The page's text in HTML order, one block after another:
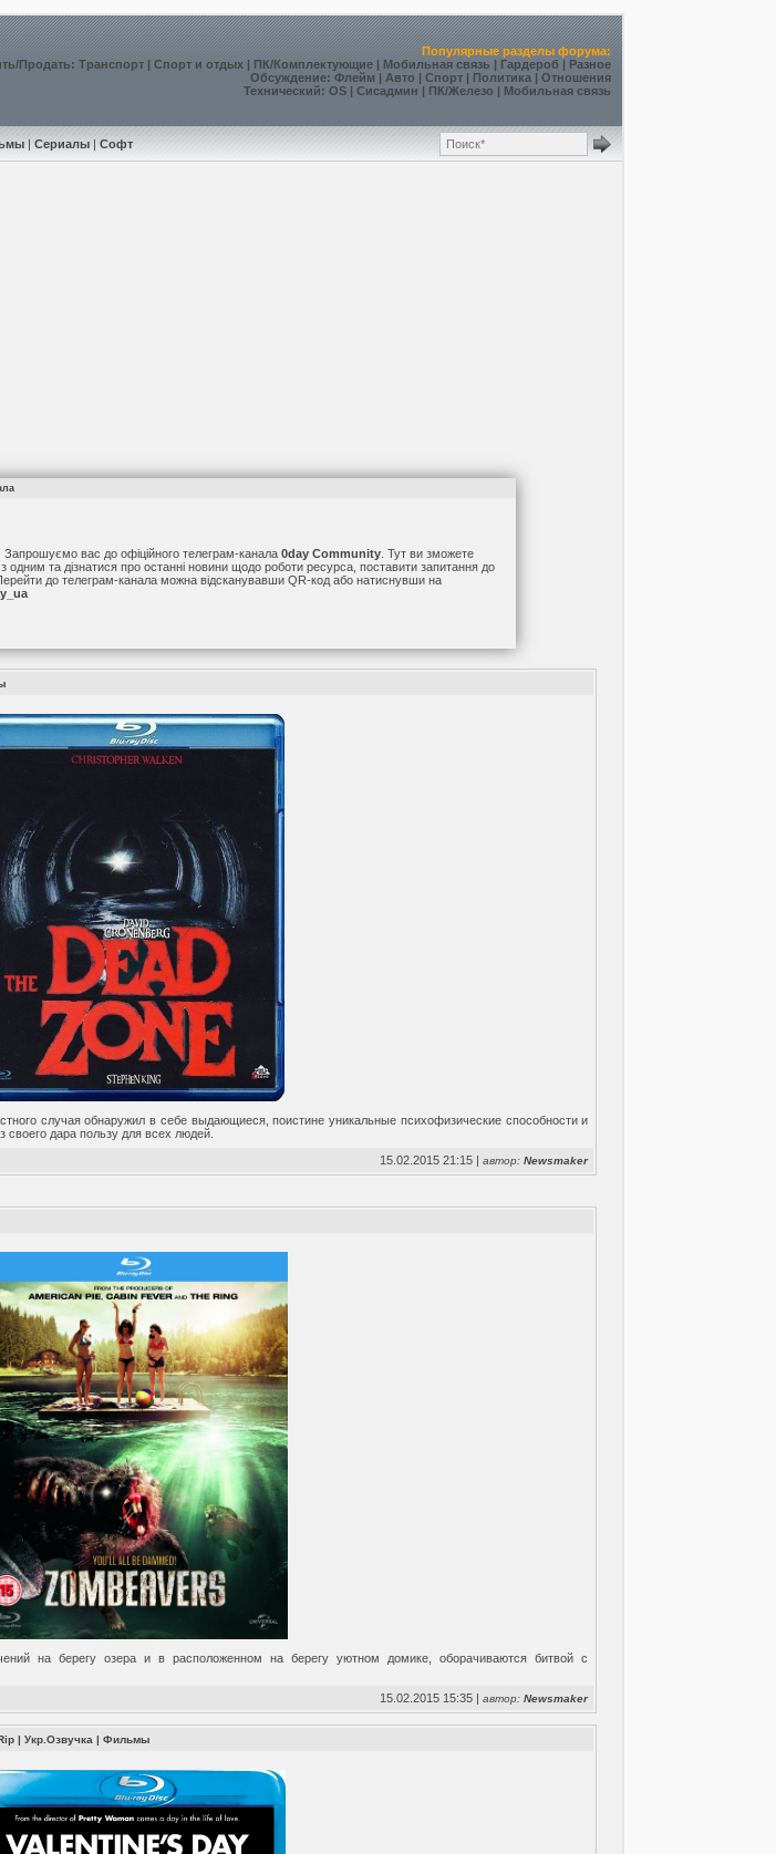
Популярные разделы форума:
/Продать:Транспорт |Спорт и отдых |ПК/Комплектующие |Мобильная связь | Гардероб |Разное
Обсуждение:Флейм | Авто |Спорт | Политика |Отношения
Технический:OS |Сисадмин | ПК/Железо | Мобильная связь
|Сериалы |Софт
Запрошуємо вас до офіційного телеграм-канала 0day Community. Тут ви зможете
одним та дізнатися про останні новини щодо роботи ресурса, поставити запитання до
Перейти до телеграм-канала можна відсканувавши QR-код або натиснувши на
случая обнаружил в себе выдающиеся, поистине уникальные психофизические способности и
дара пользу для всех людей.
15.02.2015 21:15 |автор:Newsmaker
на берегу озера и в расположенном на берегу уютном домике, оборачиваются битвой с
15.02.2015 15:35 |автор:Newsmaker
| Укр.Озвучка |Фильмы